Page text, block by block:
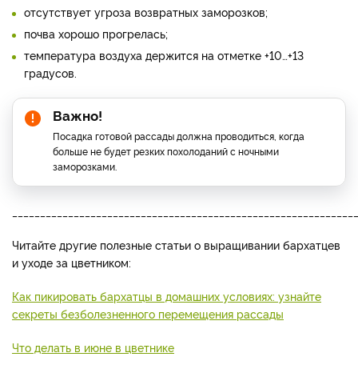
отсутствует угроза возвратных заморозков;
почва хорошо прогрелась;
температура воздуха держится на отметке +10…+13
градусов.
Важно!
Посадка готовой рассады должна проводиться, когда
больше не будет резких похолоданий с ночными
заморозками.
Читайте другие полезные статьи о выращивании бархатцев
и уходе за цветником:
Как пикировать бархатцы в домашних условиях: узнайте
секреты безболезненного перемещения рассады
Что делать в июне в цветнике